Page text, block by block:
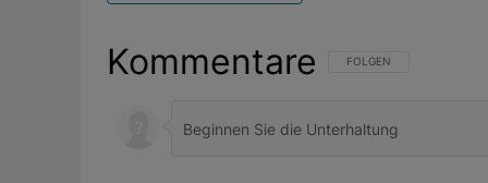
Kommentare FOLGE DIESER
FOLGEN